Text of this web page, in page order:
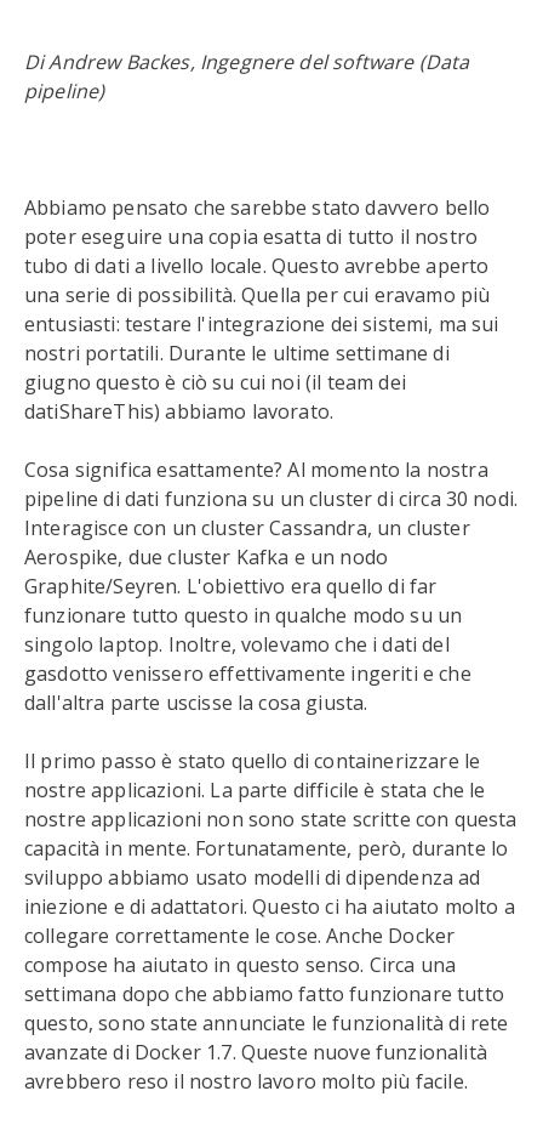
Di Andrew Backes, Ingegnere del software (Data
pipeline)
Abbiamo pensato che sarebbe stato davvero bello
poter eseguire una copia esatta di tutto il nostro
tubo di dati a livello locale. Questo avrebbe aperto
una serie di possibilità. Quella per cui eravamo più
entusiasti: testare l'integrazione dei sistemi, ma sui
nostri portatili. Durante le ultime settimane di
giugno questo è ciò su cui noi (il team dei
datiShareThis) abbiamo lavorato.
Cosa significa esattamente? Al momento la nostra
pipeline di dati funziona su un cluster di circa 30 nodi.
Interagisce con un cluster Cassandra, un cluster
Aerospike, due cluster Kafka e un nodo
Graphite/Seyren. L'obiettivo era quello di far
funzionare tutto questo in qualche modo su un
singolo laptop. Inoltre, volevamo che i dati del
gasdotto venissero effettivamente ingeriti e che
dall'altra parte uscisse la cosa giusta.
Il primo passo è stato quello di containerizzare le
nostre applicazioni. La parte difficile è stata che le
nostre applicazioni non sono state scritte con questa
capacità in mente. Fortunatamente, però, durante lo
sviluppo abbiamo usato modelli di dipendenza ad
iniezione e di adattatori. Questo ci ha aiutato molto a
collegare correttamente le cose. Anche Docker
compose ha aiutato in questo senso. Circa una
settimana dopo che abbiamo fatto funzionare tutto
questo, sono state annunciate le funzionalità di rete
avanzate di Docker 1.7. Queste nuove funzionalità
avrebbero reso il nostro lavoro molto più facile.